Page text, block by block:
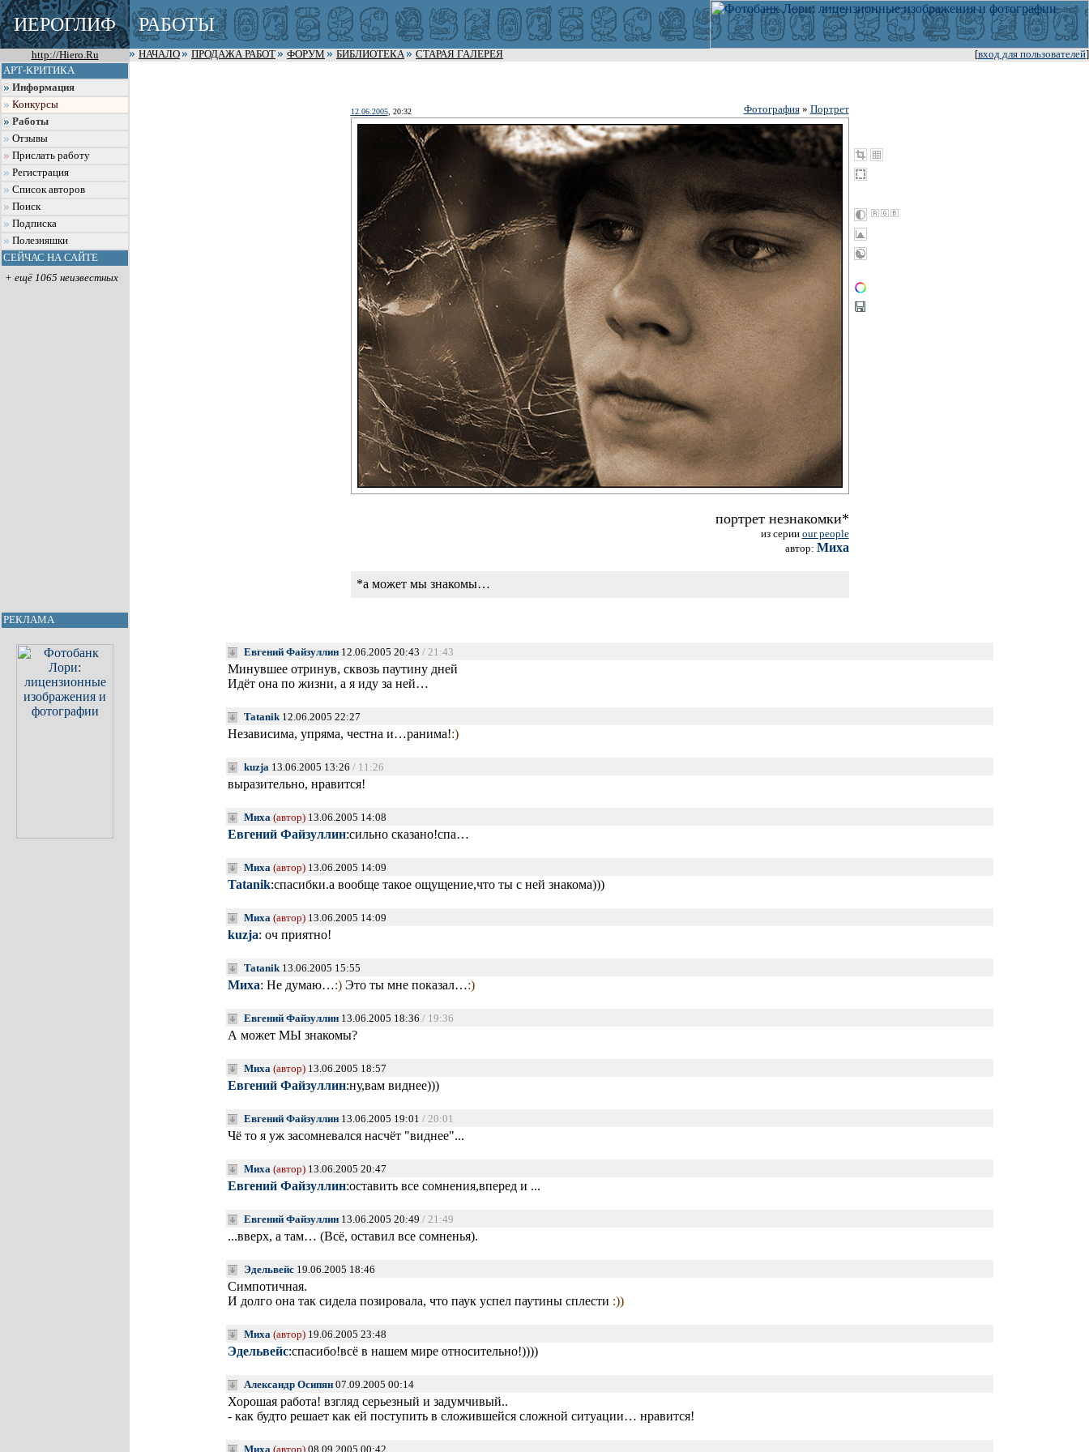
ИЕРОГЛИФ РАБОТЫ
http://Hiero.Ru [вход для пользователей]
НАЧАЛО ПРОДАЖА РАБОТ ФОРУМ БИБЛИОТЕКА
СТАРАЯ ГАЛЕРЕЯ
АРТ-КРИТИКА
Информация
Конкурсы
Работы
Отзывы
Прислать работу
Регистрация
Список авторов
Поиск
Подписка
Полезняшки
СЕЙЧАС НА САЙТЕ
+ ещё 1065 неизвестных
РЕКЛАМА
12.06.2005, 20:32 Фотография» Портрет
портрет незнакомки*
из серии our people
автор: Миха
*а может мы знакомы…
Евгений Файзуллин12.06.2005 20:43 / 21:43
Минувшее отринув, сквозь паутину дней
Идёт она по жизни, а я иду за ней…
Tatanik12.06.2005 22:27
Независима, упряма, честна и…ранима!:)
kuzja13.06.2005 13:26 / 11:26
выразительно, нравится!
Миха (автор)13.06.2005 14:08
Евгений Файзуллин:сильно сказано!спа…
Миха (автор)13.06.2005 14:09
Tatanik:спасибки.а вообще такое ощущение,что ты с ней знакома)))
Миха (автор)13.06.2005 14:09
kuzja: оч приятно!
Tatanik13.06.2005 15:55
Миха: Не думаю…:)Это ты мне показал…:)
Евгений Файзуллин13.06.2005 18:36 / 19:36
А может МЫ знакомы?
Миха (автор)13.06.2005 18:57
Евгений Файзуллин:ну,вам виднее)))
Евгений Файзуллин13.06.2005 19:01 / 20:01
Чё то я уж засомневался насчёт "виднее"...
Миха (автор)13.06.2005 20:47
Евгений Файзуллин:оставить все сомнения,вперед и ...
Евгений Файзуллин13.06.2005 20:49 / 21:49
...вверх, а там… (Всё, оставил все сомненья).
Эдельвейс19.06.2005 18:46
Симпотичная.
И долго она так сидела позировала, что паук успел паутины сплести :))
Миха (автор)19.06.2005 23:48
Эдельвейс:спасибо!всё в нашем мире относительно!))))
Александр Осипян07.09.2005 00:14
Хорошая работа! взгляд серьезный и задумчивый..
- как будто решает как ей поступить в сложившейся сложной ситуации… нравится!
Миха (автор)08.09.2005 00:42